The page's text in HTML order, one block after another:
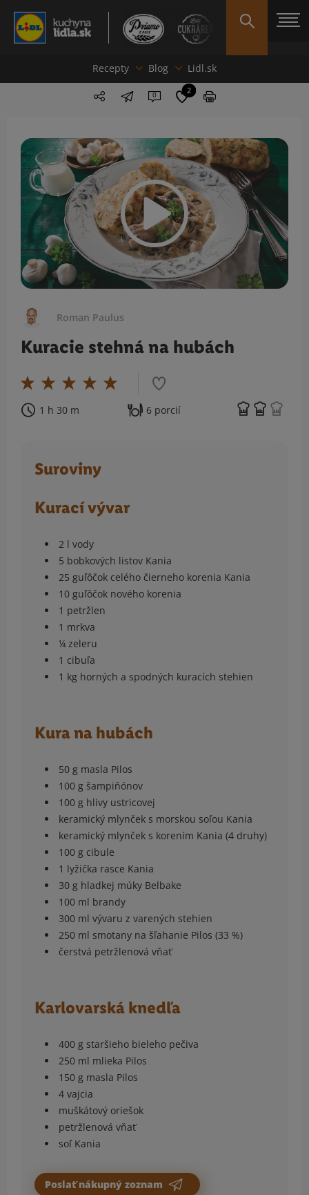
Recepty Blog Lidl.sk
0 2
Roman Paulus
Kuracie stehná na hubách
1 h 30 m 6 porcií
Suroviny
Kurací vývar
2 l vody
5 bobkových listov Kania
25 guľôčok celého čierneho korenia Kania
10 guľôčok nového korenia
1 petržlen
1 mrkva
¼ zeleru
1 cibuľa
1 kg horných a spodných kuracích stehien
Kura na hubách
50 g masla Pilos
100 g šampiňónov
100 g hlivy ustricovej
keramický mlynček s morskou soľou Kania
keramický mlynček s korením Kania (4 druhy)
100 g cibule
1 lyžička rasce Kania
30 g hladkej múky Belbake
100 ml brandy
300 ml vývaru z varených stehien
250 ml smotany na šľahanie Pilos (33 %)
čerstvá petržlenová vňať
Karlovarská knedľa
400 g staršieho bieleho pečiva
250 ml mlieka Pilos
150 g masla Pilos
4 vajcia
muškátový oriešok
petržlenová vňať
soľ Kania
Poslať nákupný zoznam